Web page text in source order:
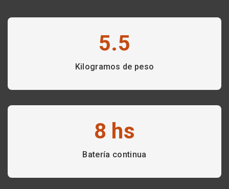
5.5
Kilogramos de peso
8 hs
Batería continua